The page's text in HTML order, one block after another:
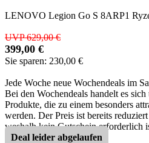
LENOVO Legion Go S 8ARP1
UVP 629,00 €
399,00 €
Sie sparen: 230,00 €
Jede Woche neue Wochendeals im
Bei den Wochendeals handelt es
Produkte, die zu einem besonders
werden. Der Preis ist bereits
weshalb kein Gutschein erforderlich
Deal leider abgelaufen